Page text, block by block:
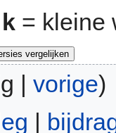
k = kleine
|vorige)
|